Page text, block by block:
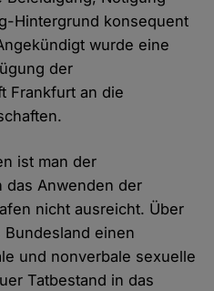
Hintergrund konsequent
wurde eine
der
Frankfurt an die
ist man der
das Anwenden der
nicht ausreicht. Über
einen
und nonverbale sexuelle
Tatbestand in das